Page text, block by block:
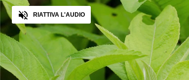
Audio
RIATTIVA L'AUDIO